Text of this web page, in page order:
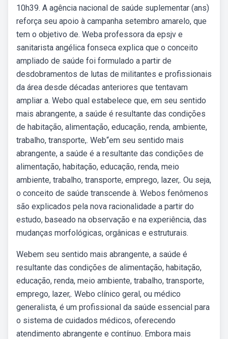
10h39. A agência nacional de saúde suplementar (ans)
reforça seu apoio à campanha setembro amarelo, que
tem o objetivo de. Weba professora da epsjv e
sanitarista angélica fonseca explica que o conceito
ampliado de saúde foi formulado a partir de
desdobramentos de lutas de militantes e profissionais
da área desde décadas anteriores que tentavam
ampliar a. Webo qual estabelece que, em seu sentido
mais abrangente, a saúde é resultante das condições
de habitação, alimentação, educação, renda, ambiente,
trabalho, transporte,. Web“em seu sentido mais
abrangente, a saúde é a resultante das condições de
alimentação, habitação, educação, renda, meio
ambiente, trabalho, transporte, emprego, lazer,. Ou seja,
o conceito de saúde transcende à. Webos fenômenos
são explicados pela nova racionalidade a partir do
estudo, baseado na observação e na experiência, das
mudanças morfológicas, orgânicas e estruturais.
Webem seu sentido mais abrangente, a saúde é
resultante das condições de alimentação, habitação,
educação, renda, meio ambiente, trabalho, transporte,
emprego, lazer,. Webo clínico geral, ou médico
generalista, é um profissional da saúde essencial para
o sistema de cuidados médicos, oferecendo
atendimento abrangente e contínuo. Embora mais